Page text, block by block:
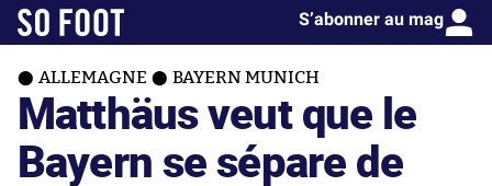
S’abonner au mag
ALLEMAGNE BAYERN MUNICH
Matthäus veut que le
Bayern se sépare de